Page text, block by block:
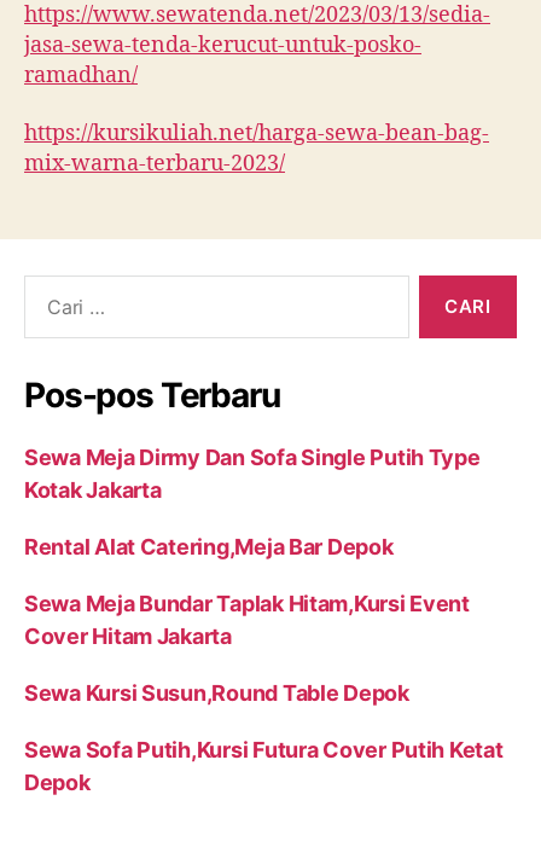
https://www.sewatenda.net/2023/03/13/sedia-
jasa-sewa-tenda-kerucut-untuk-posko-
ramadhan/
https://kursikuliah.net/harga-sewa-bean-bag-
mix-warna-terbaru-2023/
Pos-pos Terbaru
Sewa Meja Dirmy Dan Sofa Single Putih Type
Kotak Jakarta
Rental Alat Catering,Meja Bar Depok
Sewa Meja Bundar Taplak Hitam,Kursi Event
Cover Hitam Jakarta
Sewa Kursi Susun,Round Table Depok
Sewa Sofa Putih,Kursi Futura Cover Putih Ketat
Depok